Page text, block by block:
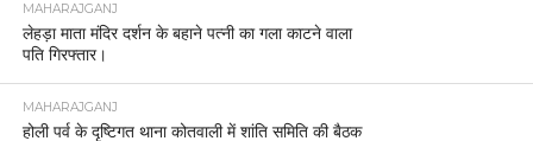
MAHARAJGANJ
लेहड़ा माता मंदिर दर्शन के बहाने पत्नी का गला काटने वाला
पति गिरफ्तार।
MAHARAJGANJ
होली पर्व के दृष्टिगत थाना कोतवाली में शांति समिति की बैठक